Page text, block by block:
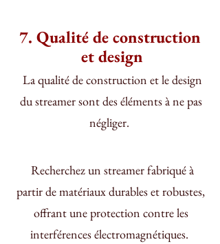
7. Qualité de construction
et design
du streamer sont des éléments à ne pas
négliger.
partir de matériaux durables et robustes,
offrant une protection contre les
interférences électromagnétiques.